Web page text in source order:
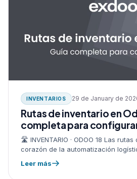
INVENTARIOS 29 de January de
Rutas de inventario en
completa para
🛣️ INVENTARIO · ODOO 18 Las
corazón de la automatización
de dónde sale cada producto, a
Leer más